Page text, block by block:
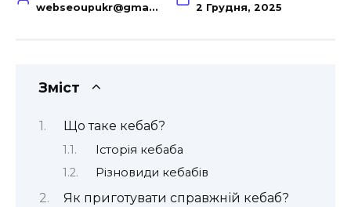
webseoupukr@gmail.com 2 Грудня, 2025
Зміст
Що таке кебаб?
Історія кебаба
Різновиди кебабів
Як приготувати справжній кебаб?